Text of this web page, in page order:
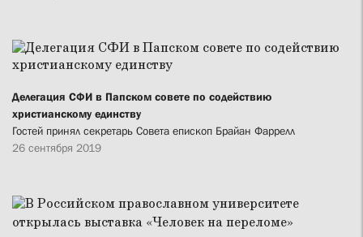
Делегация СФИ в Папском совете по содействию
христианскому единству
Гостей принял секретарь Совета епископ Брайан Фаррелл
26 сентября 2019